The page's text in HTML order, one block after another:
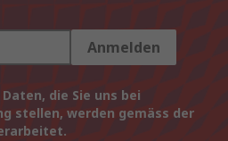
Anmelden
die Sie uns bei
stellen, werden gemäss der